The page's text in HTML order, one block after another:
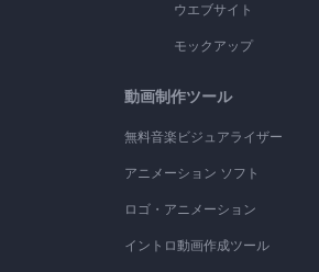
ウエブサイト
モックアップ
動画制作ツール
無料音楽ビジュアライザー
アニメーション ソフト
ロゴ・アニメーション
イントロ動画作成ツール